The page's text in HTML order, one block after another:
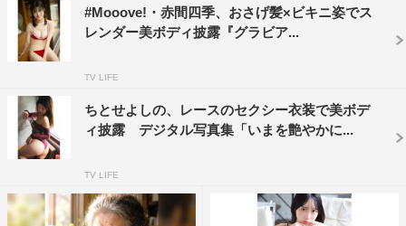
#Mooove!・赤間四季、おさげ髪×ビキニ姿でス
レンダー美ボディ披露『グラビア...
TV LIFE
ちとせよしの、レースのセクシー衣装で美ボデ
ィ披露 デジタル写真集「いまを艶やかに...
TV LIFE